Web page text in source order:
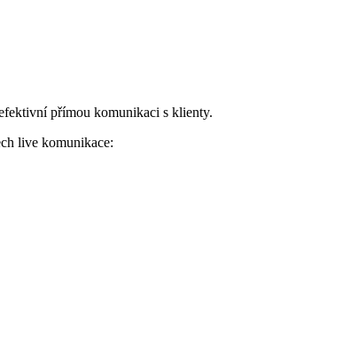
přímou komunikaci s klienty.
live komunikace: